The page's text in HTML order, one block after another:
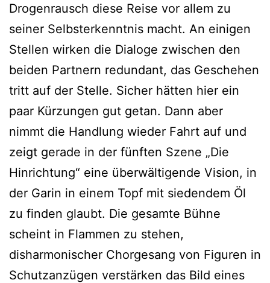
Drogenrausch diese Reise vor allem zu
seiner Selbsterkenntnis macht. An einigen
Stellen wirken die Dialoge zwischen den
beiden Partnern redundant, das Geschehen
tritt auf der Stelle. Sicher hätten hier ein
paar Kürzungen gut getan. Dann aber
nimmt die Handlung wieder Fahrt auf und
zeigt gerade in der fünften Szene „Die
Hinrichtung“ eine überwältigende Vision, in
der Garin in einem Topf mit siedendem Öl
zu finden glaubt. Die gesamte Bühne
scheint in Flammen zu stehen,
disharmonischer Chorgesang von Figuren in
Schutzanzügen verstärken das Bild eines